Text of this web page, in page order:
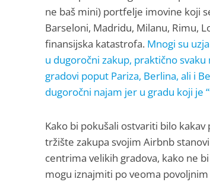
ne baš mini) portfelje imovine koji
Barseloni, Madridu, Milanu, Rimu,
finansijska katastrofa. Mnogi su
u dugoročni zakup, praktično
gradovi poput Pariza, Berlina, ali i
dugoročni najam jer u gradu koji je
Kako bi pokušali ostvariti bilo
tržište zakupa svojim Airbnb
centrima velikih gradova, kako ne
mogu iznajmiti po veoma